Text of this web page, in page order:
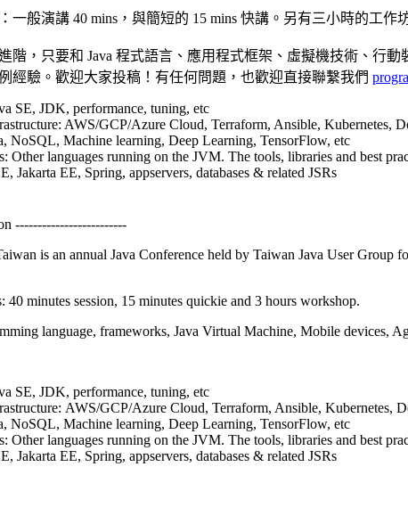
一般演講 40 mins，與簡短的 15 mins 快講。另有三小時的工
階，只要和 Java 程式語言、應用程式框架、虛擬機技術、行
經驗。歡迎大家投稿！有任何問題，也歡迎直接聯繫我們
SE, JDK, performance, tuning, etc
AWS/GCP/Azure Cloud, Terraform, Ansible, Kubernetes,
NoSQL, Machine learning, Deep Learning, TensorFlow, etc
Other languages running on the JVM. The tools, libraries and best
Jakarta EE, Spring, appservers, databases & related JSRs
-------------------------
is an annual Java Conference held by Taiwan Java User
40 minutes session, 15 minutes quickie and 3 hours workshop.
language, frameworks, Java Virtual Machine, Mobile devices,
SE, JDK, performance, tuning, etc
AWS/GCP/Azure Cloud, Terraform, Ansible, Kubernetes,
NoSQL, Machine learning, Deep Learning, TensorFlow, etc
Other languages running on the JVM. The tools, libraries and best
Jakarta EE, Spring, appservers, databases & related JSRs